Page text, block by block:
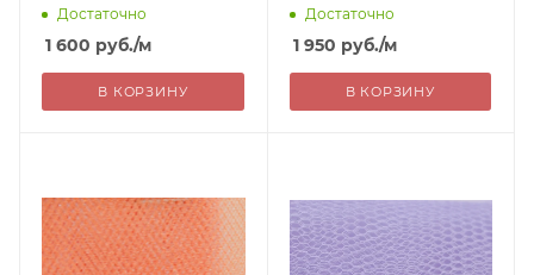
зеленый 100%пэ Китай
Достаточно
1 600 руб./м
В КОРЗИНУ
100%пэ Китай 1950=
Достаточно
1 950 руб./м
В КОРЗИНУ